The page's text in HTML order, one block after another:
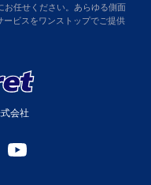
お任せください。あらゆる側面
ビスをワンストップでご提供
会社